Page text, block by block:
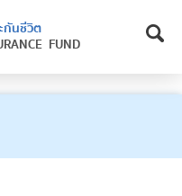
กันชีวิต
FUND